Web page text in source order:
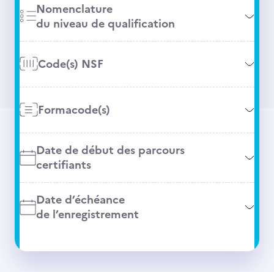
Nomenclature
du niveau de qualification
Code(s) NSF
Formacode(s)
Date de début des parcours
certifiants
Date d’échéance
de l’enregistrement